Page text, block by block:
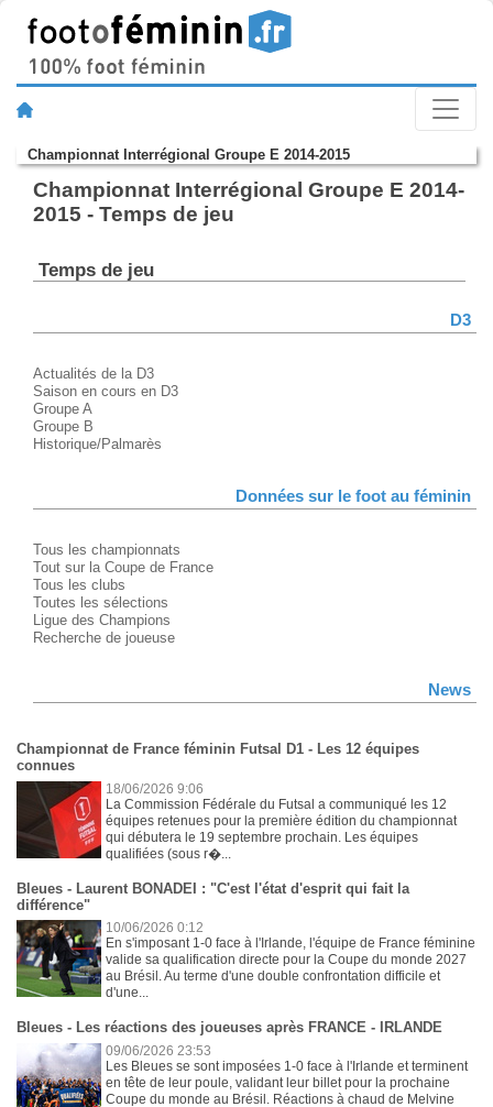
Championnat Interrégional Groupe E 2014-2015
Championnat Interrégional Groupe E 2014-
2015 - Temps de jeu
Temps de jeu
D3
Actualités de la D3
Saison en cours en D3
Groupe A
Groupe B
Historique/Palmarès
Données sur le foot au féminin
Tous les championnats
Tout sur la Coupe de France
Tous les clubs
Toutes les sélections
Ligue des Champions
Recherche de joueuse
News
Championnat de France féminin Futsal D1 - Les 12 équipes
connues
18/06/2026 9:06
La Commission Fédérale du Futsal a communiqué les 12
équipes retenues pour la première édition du championnat
qui débutera le 19 septembre prochain. Les équipes
qualifiées (sous r�...
Bleues - Laurent BONADEI : "C'est l'état d'esprit qui fait la
différence"
10/06/2026 0:12
En s'imposant 1-0 face à l'Irlande, l'équipe de France féminine
valide sa qualification directe pour la Coupe du monde 2027
au Brésil. Au terme d'une double confrontation difficile et
d'une...
Bleues - Les réactions des joueuses après FRANCE - IRLANDE
09/06/2026 23:53
Les Bleues se sont imposées 1-0 face à l'Irlande et terminent
en tête de leur poule, validant leur billet pour la prochaine
Coupe du monde au Brésil. Réactions à chaud de Melvine